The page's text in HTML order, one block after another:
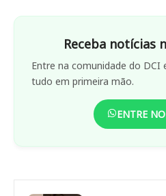
Receba notícias
Entre na comunidade do DCI
tudo em primeira mão.
ENTRE